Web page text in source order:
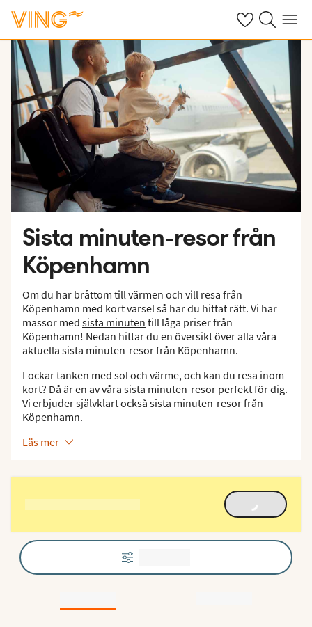
Se dinaSök på ving.se
Meny
Sista minuten-resor från
Köpenhamn
Om du har bråttom till värmen och vill resa från
Köpenhamn med kort varsel så har du hittat rätt. Vi har
massor med sista minuten till låga priser från
Köpenhamn! Nedan hittar du en översikt över alla våra
aktuella sista minuten-resor från Köpenhamn.
Lockar tanken med sol och värme, och kan du resa inom
kort? Då är en av våra sista minuten-resor perfekt för dig.
Vi erbjuder självklart också sista minuten-resor från
Köpenhamn.
Läs mer